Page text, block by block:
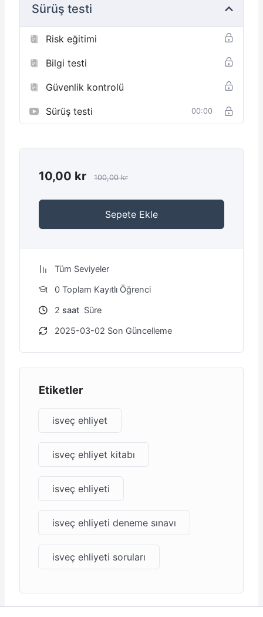
Sürüş testi
Risk eğitimi
Bilgi testi
Güvenlik kontrolü
Sürüş testi 00:00
10,00 kr 100,00kr
Sepete Ekle
Tüm Seviyeler
0 Toplam Kayıtlı Öğrenci
2 saat Süre
2025-03-02 Son Güncelleme
Etiketler
isveç ehliyet
isveç ehliyet kitabı
isveç ehliyeti
isveç ehliyeti deneme sınavı
isveç ehliyeti soruları